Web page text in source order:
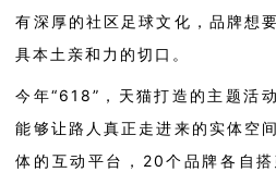
有深厚的社区足球文化，品牌想
具本土亲和力的切口。
今年“618”， 天猫打造 的主题活动
能够让路 人真正走进来的实体空间
体的互动平台， 20个品牌各自